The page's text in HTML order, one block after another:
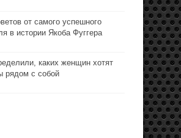
от самого успешного
в истории Якоба Фуггера
каких женщин хотят
рядом с собой